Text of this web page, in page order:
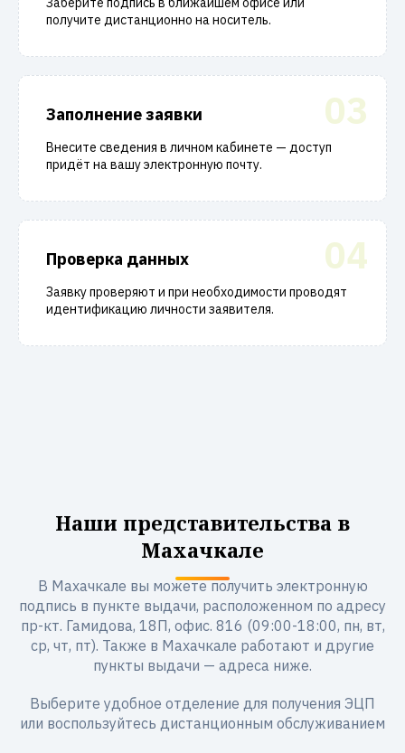
получите дистанционно на носитель.
03
Заполнение заявки
Внесите сведения в личном кабинете — доступ
придёт на вашу электронную почту.
04
Проверка данных
Заявку проверяют и при необходимости проводят
идентификацию личности заявителя.
Наши представительства в
Махачкале
В Махачкале вы можете получить электронную
подпись в пункте выдачи, расположенном по адресу
пр-кт. Гамидова, 18П, офис. 816 (09:00-18:00, пн, вт,
ср, чт, пт). Также в Махачкале работают и другие
пункты выдачи — адреса ниже.
Выберите удобное отделение для получения ЭЦП
или воспользуйтесь дистанционным обслуживанием